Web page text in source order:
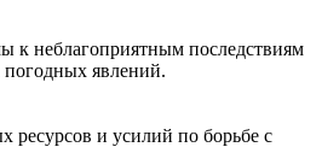
к неблагоприятным последствиям
явлений.
ресурсов и усилий по борьбе с